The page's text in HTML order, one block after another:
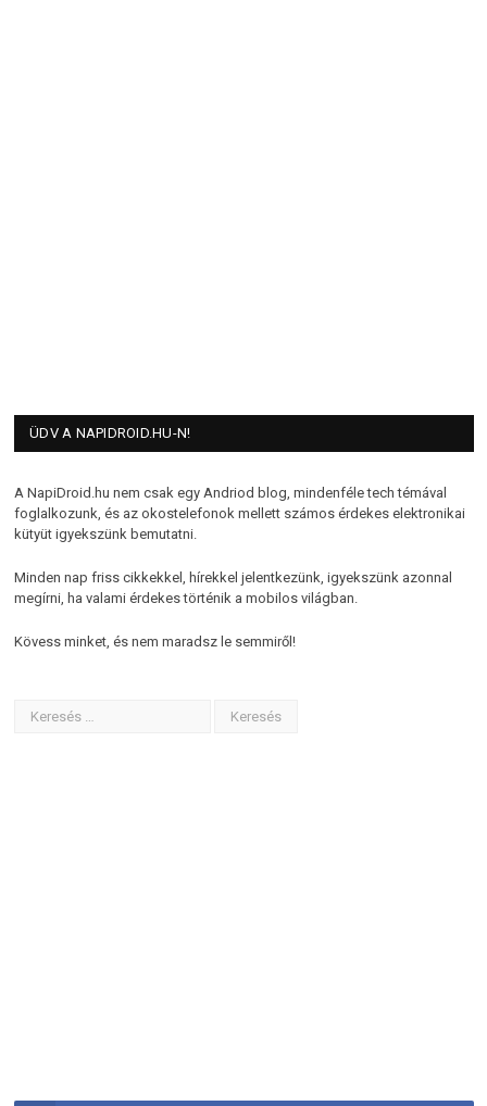
ÜDV A NAPIDROID.HU-N!
A NapiDroid.hu nem csak egy Andriod blog, mindenféle tech témával
foglalkozunk, és az okostelefonok mellett számos érdekes elektronikai
kütyüt igyekszünk bemutatni.
Minden nap friss cikkekkel, hírekkel jelentkezünk, igyekszünk azonnal
megírni, ha valami érdekes történik a mobilos világban.
Kövess minket, és nem maradsz le semmiről!